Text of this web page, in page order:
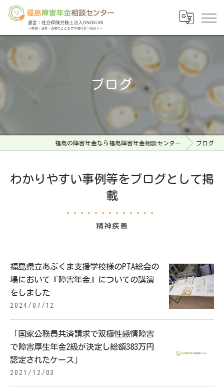
ブログ
福島の障害年金なら福島障害年金相談センター ブログ
わかりやすい事例等をブログとして掲
載
精神疾患
福島県立あぶくま支援学校様のPTA総会の
場において『障害年金』についての講演
をしました
2024/07/12
「国家公務員共済請求で双極性感情障害
で障害厚生年金2級が決定し総額383万円
認定されたケース」
2021/12/03